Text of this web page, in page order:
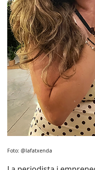
Foto: @lafatxenda